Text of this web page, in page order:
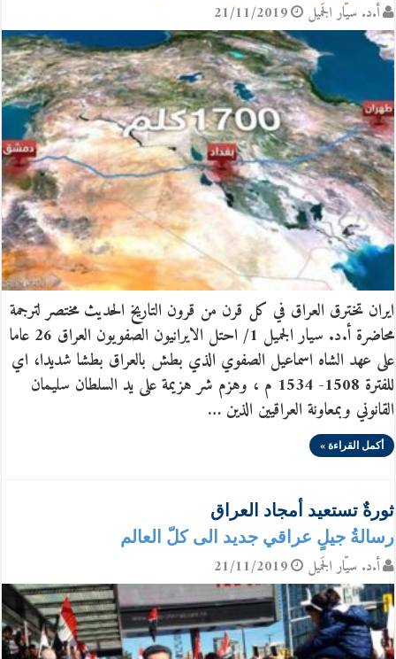
أ.د. سيّار الجَميل 21/11/2019
ايران تخترق العراق في كل قرن من قرون التاريخ الحديث مختصر لترجمة
محاضرة أ.د. سيار الجميل 1/ احتل الايرانيون الصفويون العراق 26 عاما
على عهد الشاه اسماعيل الصفوي الذي بطش بالعراق بطشا شديدا، اي
للفترة 1508- 1534 م ، وهزم شر هزيمة على يد السلطان سليمان
القانوني وبمعاونة العراقيين الذين …
أكمل القراءة »
ثورةٌ تستعيد أمجاد العراق
رسالةُ جيلٍ عراقي جديد الى كلّ العالم
أ.د. سيّار الجَميل 21/11/2019